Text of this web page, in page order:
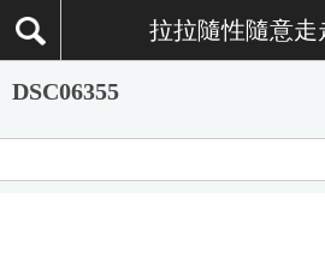
拉拉隨性隨意走
DSC06355